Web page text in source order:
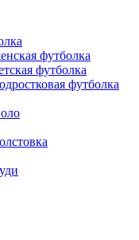
футболка
футболка
футболка